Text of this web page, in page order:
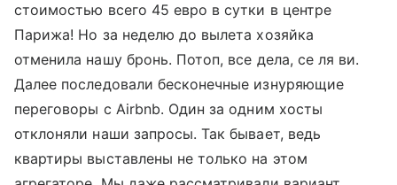
стоимостью всего 45 евро в сутки в центре
Парижа! Но за неделю до вылета хозяйка
отменила нашу бронь. Потоп, все дела, се ля ви.
Далее последовали бесконечные изнуряющие
переговоры с Airbnb. Один за одним хосты
отклоняли наши запросы. Так бывает, ведь
квартиры выставлены не только на этом